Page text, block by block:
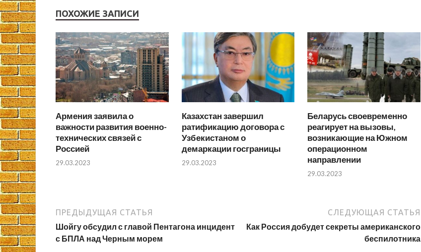
ПОХОЖИЕ ЗАПИСИ
Армения заявила о
важности развития военно-
технических связей с
Россией
29.03.2023
Казахстан завершил
ратификацию договора с
Узбекистаном о
демаркации госграницы
29.03.2023
Беларусь своевременно
реагирует на вызовы,
возникающие на Южном
операционном
направлении
29.03.2023
ПРЕДЫДУЩАЯ СТАТЬЯ
Шойгу обсудил с главой Пентагона инцидент
с БПЛА над Черным морем
СЛЕДУЮЩАЯ СТАТЬЯ
Как Россия добудет секреты американского
беспилотника